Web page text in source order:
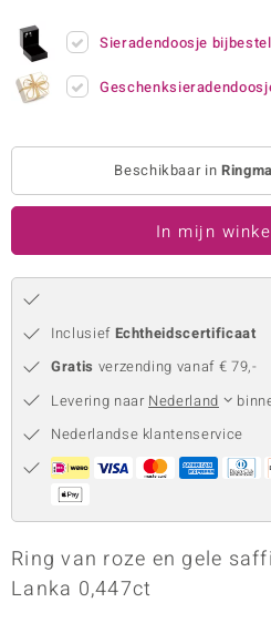
Sieradendoosje
Beschikbaar in
In mijn
Inclusief Echtheidscertificaat
Gratis verzending vanaf € 79,-
Levering naar Nederland
Nederlandse klantenservice
Ring van roze en gele
Lanka 0,447ct